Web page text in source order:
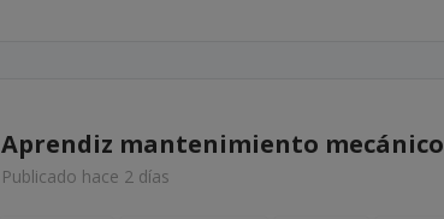
Aprendiz mantenimiento mecánico
Publicado hace 2 días